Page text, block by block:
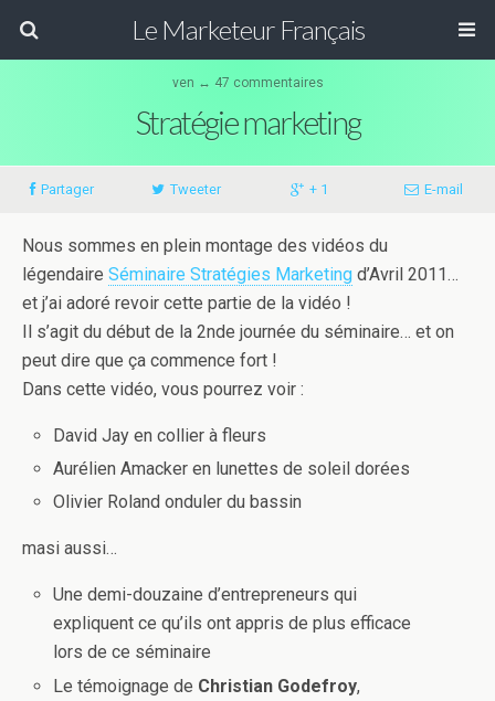
Le Marketeur Français
ven ↔ 47 commentaires
Stratégie marketing
Partager Tweeter + 1 E-mail
Nous sommes en plein montage des vidéos du
légendaire Séminaire Stratégies Marketing d’Avril 2011…
et j’ai adoré revoir cette partie de la vidéo !
Il s’agit du début de la 2nde journée du séminaire… et on
peut dire que ça commence fort !
Dans cette vidéo, vous pourrez voir :
David Jay en collier à fleurs
Aurélien Amacker en lunettes de soleil dorées
Olivier Roland onduler du bassin
masi aussi…
Une demi-douzaine d’entrepreneurs qui
expliquent ce qu’ils ont appris de plus efficace
lors de ce séminaire
Le témoignage de Christian Godefroy,